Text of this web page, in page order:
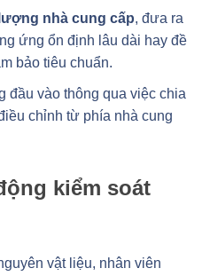
nhà cung cấp, đưa ra
ứng ổn định lâu dài hay đề
bảo tiêu chuẩn.
đầu vào thông qua việc chia
chỉnh từ phía nhà cung
kiểm soát
vật liệu, nhân viên